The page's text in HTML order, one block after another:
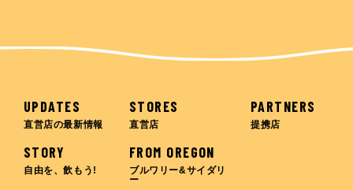
UPDATES
直営店の最新情報
STORES
直営店
PARTNERS
提携店
STORY
自由を、飲もう!
FROM OREGON
ブルワリー&サイダリ
ー